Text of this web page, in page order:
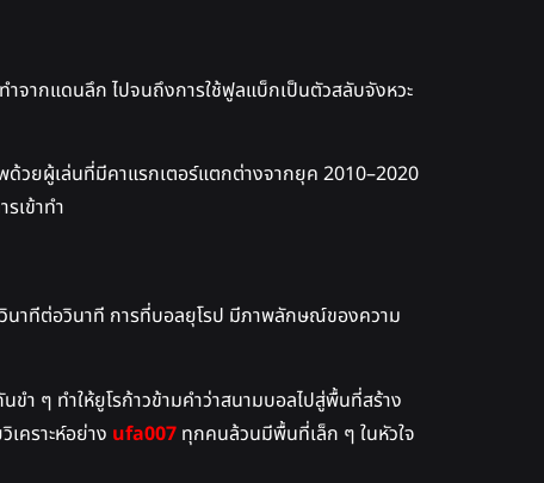
จากแดนลึก ไปจนถึงการใช้ฟูลแบ็กเป็นตัวสลับจังหวะ
วยผู้เล่นที่มีคาแรกเตอร์แตกต่างจากยุค 2010–2020
เข้าทำ
าทีต่อวินาที การที่บอลยุโรป มีภาพลักษณ์ของความ
ำ ๆ ทำให้ยูโรก้าวข้ามคำว่าสนามบอลไปสู่พื้นที่สร้าง
เคราะห์อย่าง ufa007 ทุกคนล้วนมีพื้นที่เล็ก ๆ ในหัวใจ